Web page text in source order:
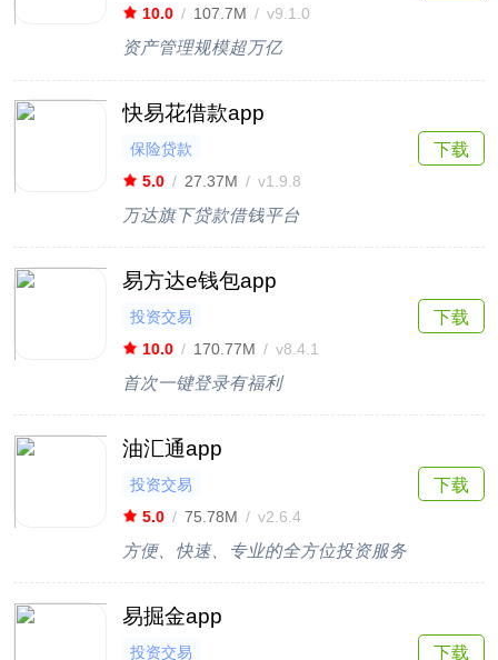
10.0 / 107.7M / v9.1.0
资产管理规模超万亿
快易花借款app
保险贷款
5.0 / 27.37M / v1.9.8
万达旗下贷款借钱平台
下载
易方达e钱包app
投资交易
10.0 / 170.77M / v8.4.1
首次一键登录有福利
下载
油汇通app
投资交易
5.0 / 75.78M / v2.6.4
方便、快速、专业的全方位投资服务
下载
易掘金app
投资交易 下载